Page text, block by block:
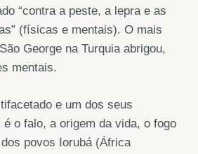
“contra a peste, a lepra e as
(físicas e mentais). O mais
George na Turquia abrigou,
mentais.
e um dos seus
o falo, a origem da vida, o fogo
povos Iorubá (África